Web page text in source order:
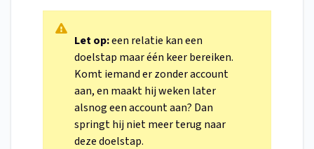
Let op:een relatie kan een
doelstap maar één keer bereiken.
Komt iemand er zonder account
aan, en maakt hij weken later
alsnog een account aan? Dan
springt hij niet meer terug naar
deze doelstap.